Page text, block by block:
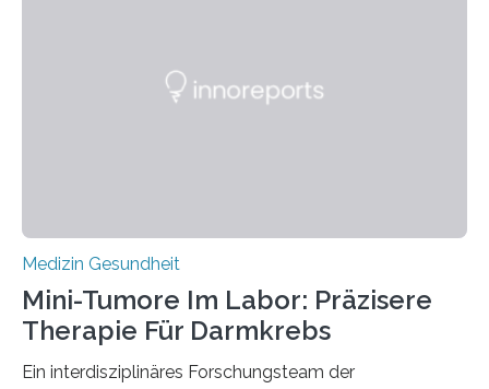
Medizin Gesundheit
Mini-Tumore Im Labor: Präzisere
Therapie Für Darmkrebs
Ein interdisziplinäres Forschungsteam der